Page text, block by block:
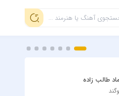
طالب زاده